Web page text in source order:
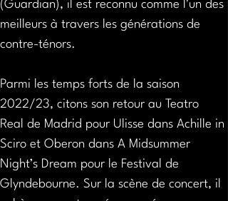
(Guardian), il est reconnu comme l'un des
meilleurs à travers les générations de
contre-ténors.
Parmi les temps forts de la saison
2022/23, citons son retour au Teatro
Real de Madrid pour Ulisse dans Achille in
Sciro et Oberon dans A Midsummer
Night’s Dream pour le Festival de
Glyndebourne. Sur la scène de concert, il